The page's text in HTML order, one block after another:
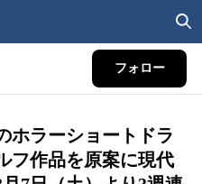
フォロー
ホラーショートドラ
作品を原案に現代